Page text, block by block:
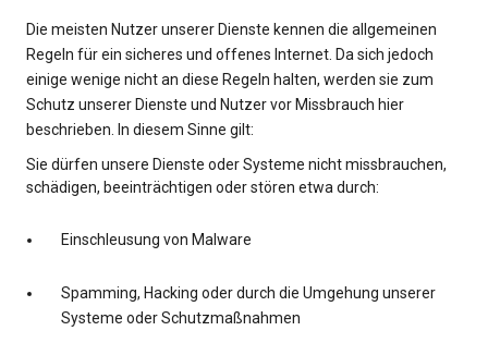
Die meisten Nutzer unserer Dienste kennen die allgemeinen
Regeln für ein sicheres und offenes Internet. Da sich jedoch
einige wenige nicht an diese Regeln halten, werden sie zum
Schutz unserer Dienste und Nutzer vor Missbrauch hier
beschrieben. In diesem Sinne gilt:
Sie dürfen unsere Dienste oder Systeme nicht missbrauchen,
schädigen, beeinträchtigen oder stören etwa durch:
Einschleusung von Malware
Spamming, Hacking oder durch die Umgehung unserer
Systeme oder Schutzmaßnahmen